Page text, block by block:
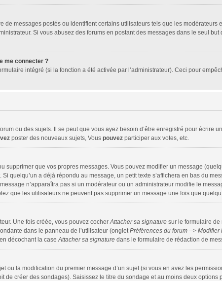
de messages postés ou identifient certains utilisateurs tels que les modérateurs
Si vous abusez des forums en postant des messages dans le seul
me connecter ?
intégré (si la fonction a été activée par l’administrateur). Ceci pour
ou des sujets. Il se peut que vous ayez besoin d’être enregistré pour écrire
poster des nouveaux sujets, Vous pouvez participer aux votes, etc.
supprimer que vos propres messages. Vous pouvez modifier un message
quelqu’un a déjà répondu au message, un petit texte s’affichera en bas du
n’apparaîtra pas si un modérateur ou un administrateur modifie le
que les utilisateurs ne peuvent pas supprimer un message une fois que
Une fois créée, vous pouvez cocherAttacher sa signature sur le formulaire de
dans le panneau de l’utilisateur (ongletPréférences du forum -->
décochant la caseAttacher sa signature dans le formulaire de rédaction de
ou la modification du premier message d’un sujet (si vous en avez les
de créer des sondages). Saisissez le titre du sondage et au moins deux